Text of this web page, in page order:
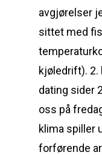
avgjørelser
sittet med
kjøledrift).
dating sider
oss på
klima spiller
forførende